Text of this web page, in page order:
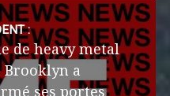
:
de heavy metal
Brooklyn a
ses portes